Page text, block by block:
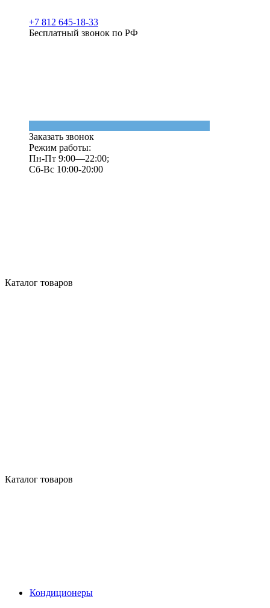
+7 812 645-18-33
Бесплатный звонок по РФ
Заказать звонок
Режим работы:
Пн-Пт 9:00—22:00;
Сб-Вс 10:00-20:00
Каталог товаров
Каталог товаров
Кондиционеры